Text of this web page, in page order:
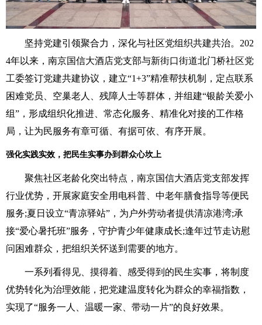
坚持党建引领聚合力，深化与社区党组织共建共治。202
4年以来，南京国信大酒店党支部与新街口街道北门桥社区党
工委签订党建共建协议，建立“1+3”精准帮扶机制，定点联系
困难党员、空巢老人、残障人士等群体，并组建“银龄关爱小
组”，形成组织化推进、常态化服务、精准化对接的工作格
局，让为民服务有章可循、有据可依、有序开展。
强化实践实效，把民生实事办到群众心坎上
聚焦社区老龄化突出特点，南京国信大酒店党支部发挥
行业优势，开展家庭安全用电科普、中老年膳食指导等便民
服务;夏日设立“青凉驿站”，为户外劳动者提供清凉港湾;承
接“爱心暑托班”服务，守护青少年健康成长;逢年过节走访慰
问困难群众，把组织关怀送到需要的地方。
一系列看得见、摸得着、感受得到的民生实事，将制度
优势转化为治理效能，把党建温度转化为群众的幸福指数，
实现了“服务一人、温暖一家、带动一片”的良好效果。